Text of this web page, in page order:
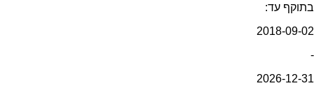
בתוקף עד:
2018-09-02
-
2026-12-31